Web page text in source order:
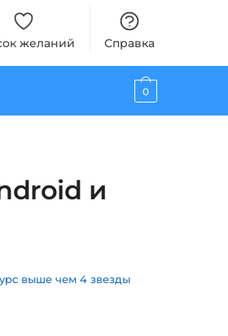
желаний Справка
0
и
выше чем 4 звезды